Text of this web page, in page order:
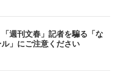
「週刊文春」記者を騙る「な
ル」にご注意ください